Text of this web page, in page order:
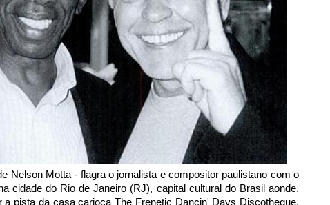
Nelson Motta - flagra o jornalista e compositor paulistano com o
cidade do Rio de Janeiro (RJ), capital cultural do Brasil aonde,
pista da casa carioca The Frenetic Dancin' Days Discotheque.